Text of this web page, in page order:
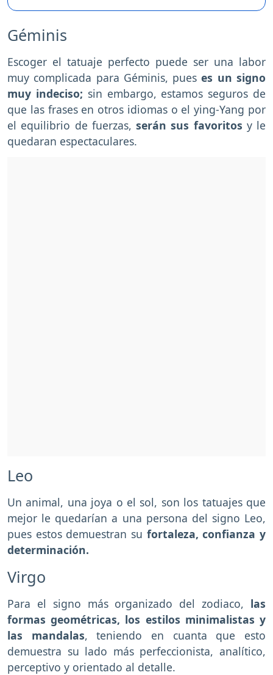
Géminis
Escoger el tatuaje perfecto puede ser una labor
muy complicada para Géminis, pues es un signo
muy indeciso; sin embargo, estamos seguros de
que las frases en otros idiomas o el ying-Yang por
el equilibrio de fuerzas, serán sus favoritos y le
quedaran espectaculares.
Leo
Un animal, una joya o el sol, son los tatuajes que
mejor le quedarían a una persona del signo Leo,
pues estos demuestran su fortaleza, confianza y
determinación.
Virgo
Para el signo más organizado del zodiaco, las
formas geométricas, los estilos minimalistas y
las mandalas, teniendo en cuanta que esto
demuestra su lado más perfeccionista, analítico,
perceptivo y orientado al detalle.